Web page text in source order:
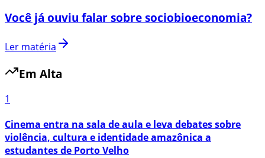
Você já ouviu falar sobre sociobioeconomia?
Ler matéria
Em Alta
1
Cinema entra na sala de aula e leva debates sobre
violência, cultura e identidade amazônica a
estudantes de Porto Velho